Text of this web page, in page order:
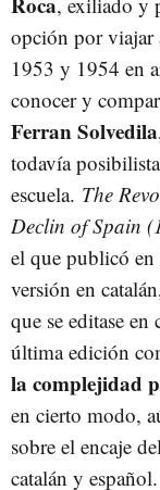
opción por viajar
1953 y 1954 en
conocer y
Ferran Solvedila
todavía posibilista
escuela. The
Declin of Spain
el que publicó en
versión en
que se editase
última edición
la complejidad
en cierto modo,
sobre el encaje
catalán y español.